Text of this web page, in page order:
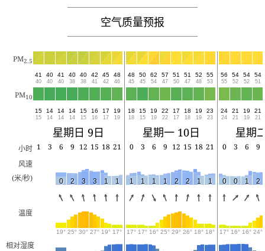
空气质量预报
PM2.5
41
40
40
40
41
40
40
38
40
38
42
41
45
42
48
46
48
45
50
45
62
54
57
47
51
50
51
47
52
48
55
53
56
55
54
52
54
52
54
51
PM10
15
15
14
14
14
14
14
14
15
15
16
16
17
17
19
19
18
18
15
15
19
19
22
22
17
17
18
18
19
19
23
23
24
24
21
21
19
19
21
21
星期日 9日 星期一 10日 星期
小时 1 3 6 9 12 15 18 21 0 3 6 9 12 15 18 21 0 3 6
9
风速
(米/秒)
0 2 3 3 1 1 1 1 1 1 2 2 1 1 0 0 1 2
温度
19° 25° 30° 27° 19° 17° 17° 17° 16° 25° 29° 26° 18° 18° 17° 16° 16° 24°
相对湿度